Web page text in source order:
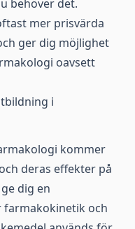
behöver det.
mer prisvärda
ger dig möjlighet
oavsett
i
kommer
deras effekter på
dig en
och